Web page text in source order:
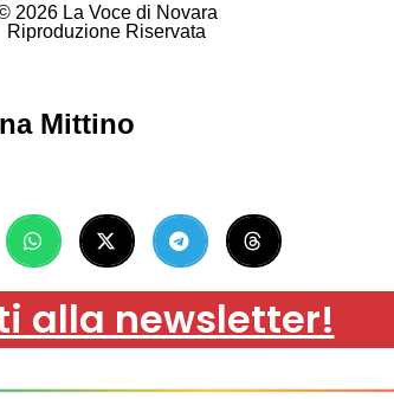
2026 La Voce di Novara
Riproduzione Riservata
Mittino
alla newsletter!